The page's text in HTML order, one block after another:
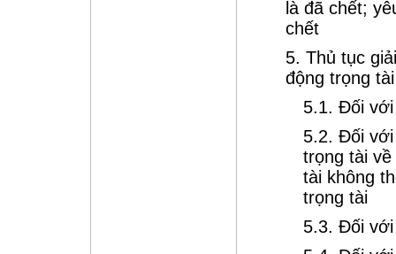
là đã chết;
chết
5. Thủ tục
động trọng
5.1. Đối với
5.2. Đối với
trọng tài
tài không
trọng tài
5.3. Đối